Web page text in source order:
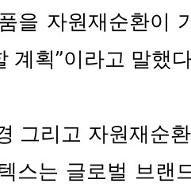
을 자원재순환이
계획”이라고 말했
그리고 자원재순
스는 글로벌 브랜